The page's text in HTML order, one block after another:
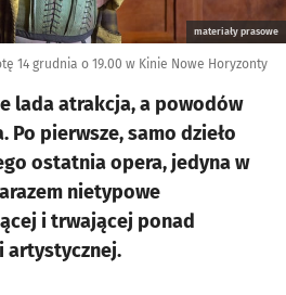
materiały prasowe
14 grudnia o 19.00 w Kinie Nowe Horyzonty
lada atrakcja, a powodów
pierwsze, samo dzieło
ostatnia opera, jedyna w
nietypowe
i trwającej ponad
artystycznej.